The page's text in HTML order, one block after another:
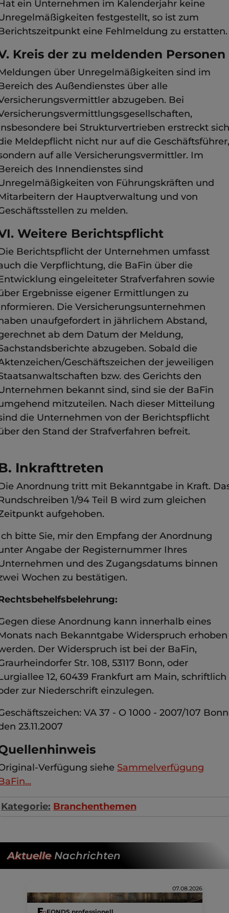
ein Unternehmen im Kalenderjahr keine
festgestellt, so ist zum
eine Fehlmeldung zu erstatten.
Kreis der zu meldenden Personen
über Unregelmäßigkeiten sind im
des Außendienstes über alle
abzugeben. Bei
bei Strukturvertrieben erstreckt sich
Meldepflicht nicht nur auf die Geschäftsführer,
auf alle Versicherungsvermittler. Im
des Innendienstes sind
von Führungskräften und
der Hauptverwaltung und von
zu melden.
Weitere Berichtspflicht
Berichtspflicht der Unternehmen umfasst
die Verpflichtung, die BaFin über die
eingeleiteter Strafverfahren sowie
Ergebnisse eigener Ermittlungen zu
Die Versicherungsunternehmen
unaufgefordert in jährlichem Abstand,
ab dem Datum der Meldung,
abzugeben. Sobald die
Geschäftszeichen der jeweiligen
bzw. des Gerichts den
bekannt sind, sind sie der BaFin
mitzuteilen. Nach dieser Mitteilung
die Unternehmen von der Berichtspflicht
den Stand der Strafverfahren befreit.
Inkrafttreten
Anordnung tritt mit Bekanntgabe in Kraft.
1/94 Teil B wird zum gleichen
aufgehoben.
bitte Sie, mir den Empfang der Anordnung
Angabe der Registernummer Ihres
und des Zugangsdatums binnen
Wochen zu bestätigen.
diese Anordnung kann innerhalb eines
nach Bekanntgabe Widerspruch erhoben
Der Widerspruch ist bei der BaFin,
Str. 108, 53117 Bonn, oder
12, 60439 Frankfurt am Main, schriftlich
zur Niederschrift einzulegen.
VA 37 - O 1000 - 2007/107
23.11.2007
Verfügung siehe Sammelverfügung
Kategorie: Branchenthemen
AktuelleNachrichten
07.08.2026